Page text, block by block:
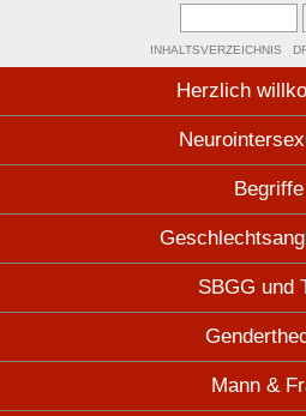
INHALTSVERZEICHNIS
Herzlich
Begriffe
SBGG und
Mann &